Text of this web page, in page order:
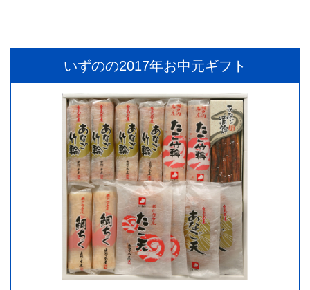
いずのの2017年お中元ギフト